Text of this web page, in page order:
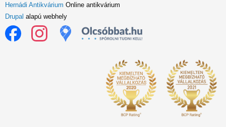
Hernádi Antikvárium Online antikvárium
Drupal alapú webhely